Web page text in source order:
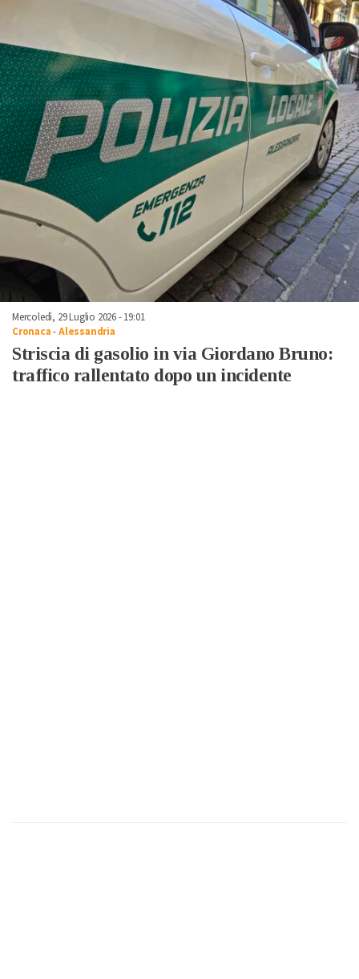
Mercoledì, 29 Luglio 2026 - 19:01
Cronaca-Alessandria
Striscia di gasolio in via Giordano Bruno:
traffico rallentato dopo un incidente